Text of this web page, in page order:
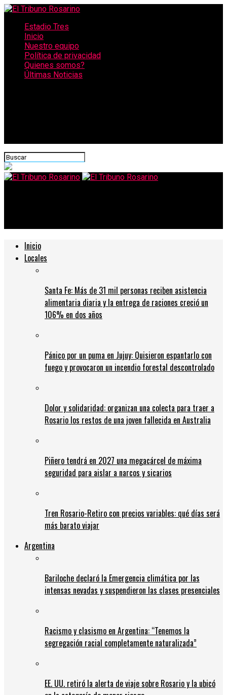
Estadio Tres
Inicio
Nuestro equipo
Política de privacidad
Quienes somos?
Últimas Noticias
Inicio
Locales
Santa Fe: Más de 31 mil personas reciben asistencia
alimentaria diaria y la entrega de raciones creció un
106% en dos años
Pánico por un puma en Jujuy: Quisieron espantarlo con
fuego y provocaron un incendio forestal descontrolado
Dolor y solidaridad: organizan una colecta para traer a
Rosario los restos de una joven fallecida en Australia
Piñero tendrá en 2027 una megacárcel de máxima
seguridad para aislar a narcos y sicarios
Tren Rosario-Retiro con precios variables: qué días será
más barato viajar
Argentina
Bariloche declaró la Emergencia climática por las
intensas nevadas y suspendieron las clases presenciales
Racismo y clasismo en Argentina: “Tenemos la
segregación racial completamente naturalizada”
EE. UU. retiró la alerta de viaje sobre Rosario y la ubicó